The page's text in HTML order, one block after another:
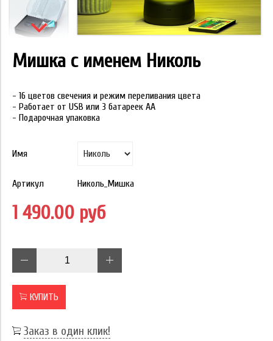
Мишка с именем Николь
- 16 цветов свечения и режим переливания цвета
- Работает от USB или 3 батареек АА
- Подарочная упаковка
Имя
Артикул Николь_Мишка
1 490.00 руб
КУПИТЬ
Заказ в один клик!